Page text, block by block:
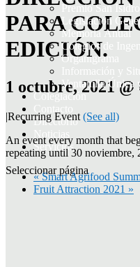
Premio San Isidro
Legislación
Memoria Anual
Colegios de
Organigrama
Información y
Ventanilla Única
Colegiación
Contacto
Directorio
Noticias
Servicios
Seleccionar página
PARA
EDICIÓN.
1 octubre, 2021 @
|Recurring Event (See all)
An event every month that
repeating until 30 noviembre,
«Smart Agrifood
Fruit Attraction 2021 »